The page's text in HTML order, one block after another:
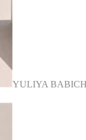
YULIYA BABICH